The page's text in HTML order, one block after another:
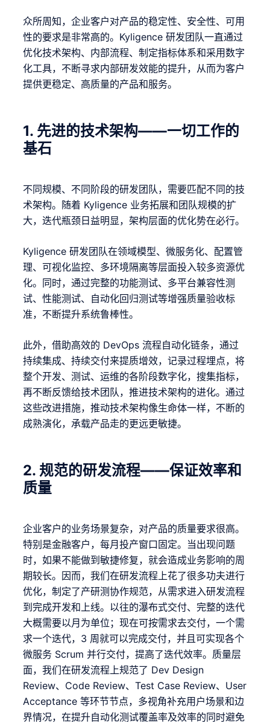
众所周知，企业客户对产品的稳定性、安全性、可用
性的要求是非常高的。Kyligence 研发团队一直通过
优化技术架构、内部流程、制定指标体系和采用数字
化工具，不断寻求内部研发效能的提升，从而为客户
提供更稳定、高质量的产品和服务。
1. 先进的技术架构——一切工作的
基石
不同规模、不同阶段的研发团队，需要匹配不同的技
术架构。随着 Kyligence 业务拓展和团队规模的扩
大，迭代瓶颈日益明显，架构层面的优化势在必行。
Kyligence 研发团队在领域模型、微服务化、配置管
理、可视化监控、多环境隔离等层面投入较多资源优
化。同时，通过完整的功能测试、多平台兼容性测
试、性能测试、自动化回归测试等增强质量验收标
准，不断提升系统鲁棒性。
此外，借助高效的 DevOps 流程自动化链条，通过
持续集成、持续交付来提质增效，记录过程埋点，将
整个开发、测试、运维的各阶段数字化，搜集指标，
再不断反馈给技术团队，推进技术架构的进化。通过
这些改进措施，推动技术架构像生命体一样，不断的
成熟演化，承载产品走的更远更敏捷。
2. 规范的研发流程——保证效率和
质量
企业客户的业务场景复杂，对产品的质量要求很高。
特别是金融客户，每月投产窗口固定。当出现问题
时，如果不能做到敏捷修复，就会造成业务影响的周
期较长。因而，我们在研发流程上花了很多功夫进行
优化，制定了产研测协作规范，从需求进入研发流程
到完成开发和上线。以往的瀑布式交付、完整的迭代
大概需要以月为单位；现在可按需求去交付，一个需
求一个迭代，3 周就可以完成交付，并且可实现各个
微服务 Scrum 并行交付，提高了迭代效率。质量层
面，我们在研发流程上规范了 Dev Design
Review、Code Review、Test Case Review、User
Acceptance 等环节节点，多视角补充用户场景和边
界情况，在提升自动化测试覆盖率及效率的同时避免